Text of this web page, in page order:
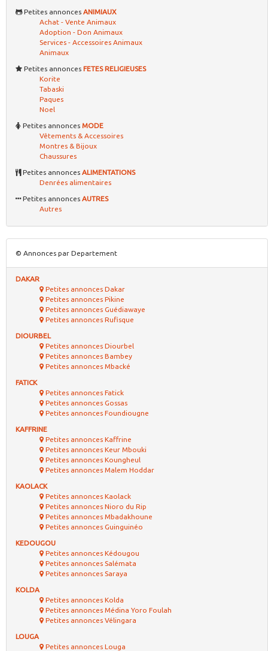
Petites annonces ANIMIAUX
Achat - Vente Animaux
Adoption - Don Animaux
Services - Accessoires Animaux
Animaux
Petites annonces FETES RELIGIEUSES
Korite
Tabaski
Paques
Noel
Petites annonces MODE
Vêtements & Accessoires
Montres & Bijoux
Chaussures
Petites annonces ALIMENTATIONS
Denrées alimentaires
Petites annonces AUTRES
Autres
© Annonces par Departement
DAKAR
Petites annonces Dakar
Petites annonces Pikine
Petites annonces Guédiawaye
Petites annonces Rufisque
DIOURBEL
Petites annonces Diourbel
Petites annonces Bambey
Petites annonces Mbacké
FATICK
Petites annonces Fatick
Petites annonces Gossas
Petites annonces Foundiougne
KAFFRINE
Petites annonces Kaffrine
Petites annonces Keur Mbouki
Petites annonces Koungheul
Petites annonces Malem Hoddar
KAOLACK
Petites annonces Kaolack
Petites annonces Nioro du Rip
Petites annonces Mbadakhoune
Petites annonces Guinguinéo
KEDOUGOU
Petites annonces Kédougou
Petites annonces Salémata
Petites annonces Saraya
KOLDA
Petites annonces Kolda
Petites annonces Médina Yoro Foulah
Petites annonces Vélingara
LOUGA
Petites annonces Louga